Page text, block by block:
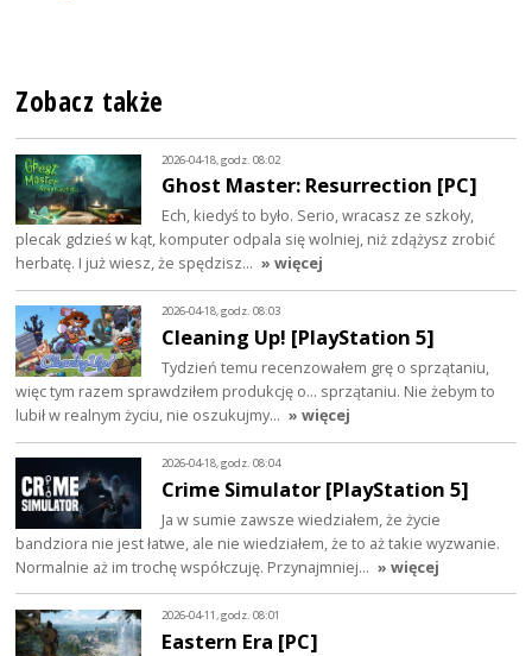
Zobacz także
2026-04-18, godz. 08:02
Ghost Master: Resurrection [PC]
Ech, kiedyś to było. Serio, wracasz ze szkoły,
plecak gdzieś w kąt, komputer odpala się wolniej, niż zdążysz zrobić
herbatę. I już wiesz, że spędzisz… » więcej
2026-04-18, godz. 08:03
Cleaning Up! [PlayStation 5]
Tydzień temu recenzowałem grę o sprzątaniu,
więc tym razem sprawdziłem produkcję o... sprzątaniu. Nie żebym to
lubił w realnym życiu, nie oszukujmy… » więcej
2026-04-18, godz. 08:04
Crime Simulator [PlayStation 5]
Ja w sumie zawsze wiedziałem, że życie
bandziora nie jest łatwe, ale nie wiedziałem, że to aż takie wyzwanie.
Normalnie aż im trochę współczuję. Przynajmniej… » więcej
2026-04-11, godz. 08:01
Eastern Era [PC]